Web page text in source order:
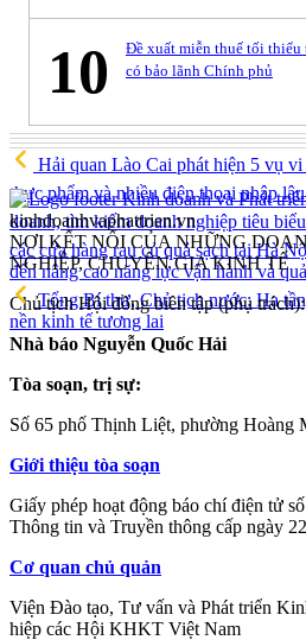
10
Đề xuất miễn thuế tối thiểu
có bảo lãnh Chính phủ
Hải quan Lào Cai phát hiện 5 vụ
thực phẩm và nhiều điện thoại nhập
doanh, tìm kiếm doanh nghiệp tiêu
các cửa hàng rau củ quả sạch tại Hà
đến nâng cao năng lực vận hành và
Tổng Bí thư, Chủ tịch nước: Hạ
nền kinh tế tương lai
kinhdoanhvaphattrien.vn
NƠI KẾT NỐI CỦA NHỮNG
NGHIỆP, CHUYÊN GIA KINH TẾ
Chủ tịch Hội đồng biên tập (phụ trách):
Nhà báo Nguyễn Quốc Hải
Tòa soạn, trị sự:
Số 65 phố Thịnh Liệt, phường Hoàng
Giới thiệu tòa soạn
Giấy phép hoạt động báo chí điện tử
Thông tin và Truyền thông cấp ngày
Cơ quan chủ quản
Viện Đào tạo, Tư vấn và Phát triển
hiệp các Hội KHKT Việt Nam